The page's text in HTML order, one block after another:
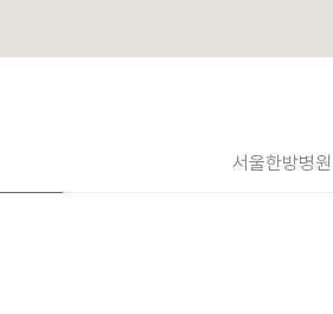
서울한방병원